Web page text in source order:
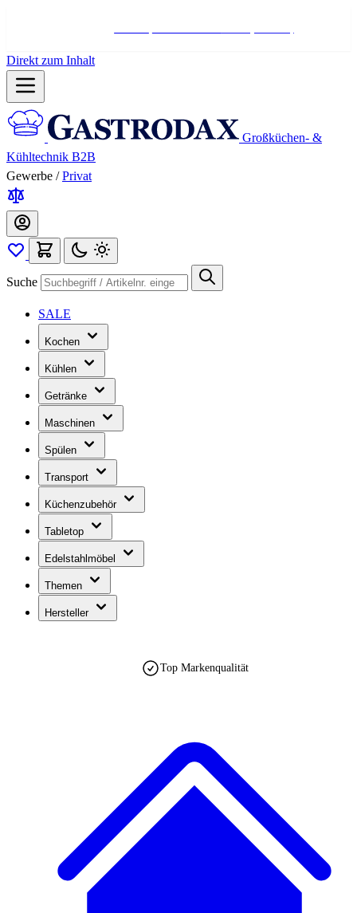
Direkt zum Inhalt
Großküchen- &
Kühltechnik B2B
Gewerbe / Privat
Suche
SALE
Kochen
Kühlen
Getränke
Maschinen
Spülen
Transport
Küchenzubehör
Tabletop
Edelstahlmöbel
Themen
Hersteller
Top Markenqualität